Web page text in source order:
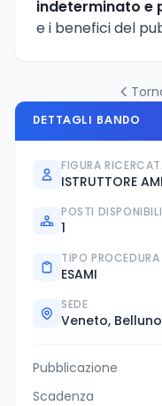
indeterminato e
e i benefici del
DETTAGLI BANDO
FIGURA
ISTRUTTORE
POSTI DISPONIBILI
1
TIPO PROCEDURA
ESAMI
SEDE
Veneto, Belluno
Pubblicazione
Scadenza